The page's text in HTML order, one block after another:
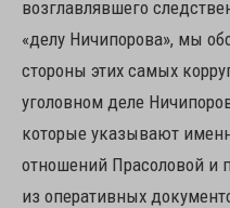
возглавлявшего
«делу Ничипорова», мы
стороны этих самых
уголовном деле
которые указывают
отношений Прасоловой и
из оперативных